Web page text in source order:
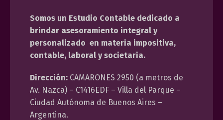
Somos un Estudio Contable dedicado a
brindar asesoramiento integral y
personalizado en materia impositiva,
contable, laboral y societaria.
Dirección: CAMARONES 2950 (a metros de
Av. Nazca) – C1416EDF – Villa del Parque –
Ciudad Autónoma de Buenos Aires –
Argentina.